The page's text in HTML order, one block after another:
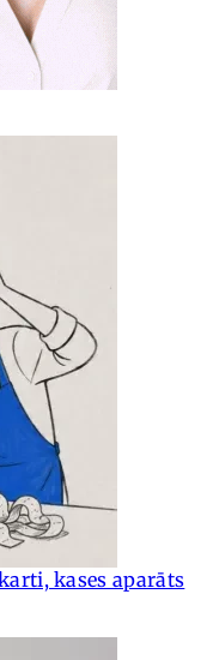
kases aparāts